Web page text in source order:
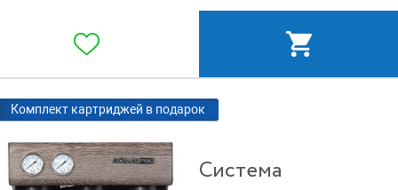
Комплект картриджей в подарок
Система